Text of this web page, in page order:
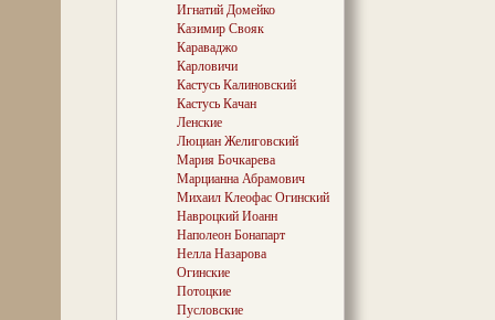
Игнатий Домейко
Казимир Свояк
Караваджо
Карловичи
Кастусь Калиновский
Кастусь Качан
Ленские
Люциан Желиговский
Мария Бочкарева
Марцианна Абрамович
Михаил Клеофас Огинский
Навроцкий Иоанн
Наполеон Бонапарт
Нелла Назарова
Огинские
Потоцкие
Пусловские